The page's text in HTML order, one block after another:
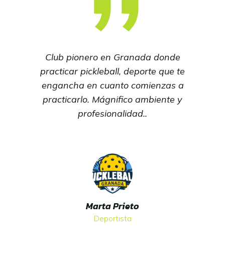
Club pionero en Granada donde
practicar pickleball, deporte que te
engancha en cuanto comienzas a
practicarlo. Mágnifico ambiente y
profesionalidad..
Marta Prieto
Deportista